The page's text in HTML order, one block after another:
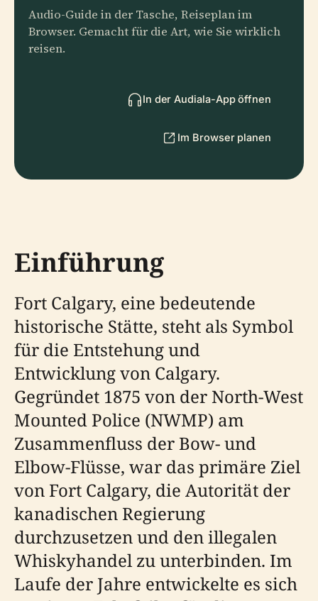
Audio-Guide in der Tasche, Reiseplan im
Browser. Gemacht für die Art, wie Sie wirklich
reisen.
In der Audiala-App öffnen
Im Browser planen
Einführung
Fort Calgary, eine bedeutende
historische Stätte, steht als Symbol
für die Entstehung und
Entwicklung von Calgary.
Gegründet 1875 von der North-West
Mounted Police (NWMP) am
Zusammenfluss der Bow- und
Elbow-Flüsse, war das primäre Ziel
von Fort Calgary, die Autorität der
kanadischen Regierung
durchzusetzen und den illegalen
Whiskyhandel zu unterbinden. Im
Laufe der Jahre entwickelte es sich